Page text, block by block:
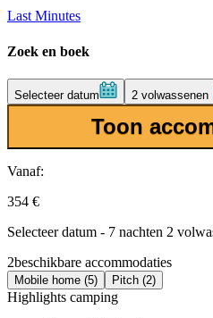
Last Minutes
Zoek en boek
Selecteer datum 2 volwassenen
Toon
Vanaf:
354 €
Selecteer datum - 7 nachten 2
2beschikbare accommodaties
Mobile home (5) Pitch (2)
Highlights camping